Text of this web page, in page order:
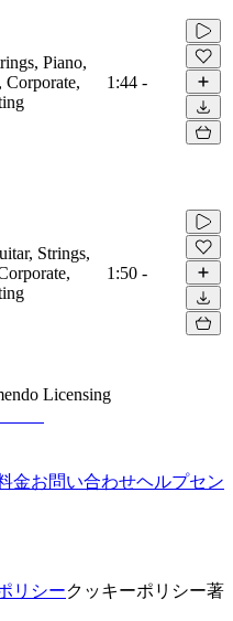
Piano,
Corporate,
1:44 -
Strings,
1:50 -
Licensing
金お問い合わせヘルプセン
リシークッキーポリシー著